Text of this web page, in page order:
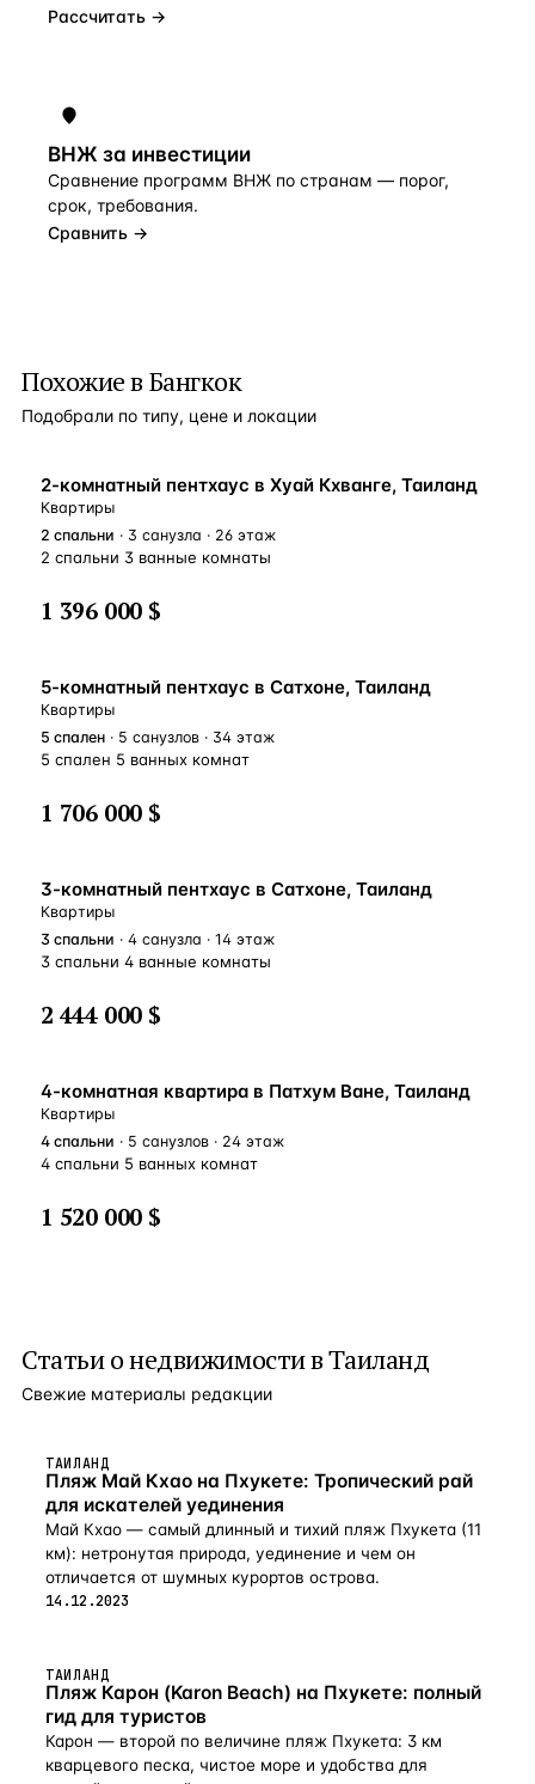
Рассчитать →
ВНЖ за инвестиции
Сравнение программ ВНЖ по странам — порог,
срок, требования.
Сравнить →
Похожие в Бангкок
Подобрали по типу, цене и локации
2-комнатный пентхаус в Хуай Кхванге, Таиланд
Квартиры
2 спальни · 3 санузла · 26 этаж
2 спальни 3 ванные комнаты
1 396 000 $
5-комнатный пентхаус в Сатхоне, Таиланд
Квартиры
5 спален · 5 санузлов · 34 этаж
5 спален 5 ванных комнат
1 706 000 $
3-комнатный пентхаус в Сатхоне, Таиланд
Квартиры
3 спальни · 4 санузла · 14 этаж
3 спальни 4 ванные комнаты
2 444 000 $
4-комнатная квартира в Патхум Ване, Таиланд
Квартиры
4 спальни · 5 санузлов · 24 этаж
4 спальни 5 ванных комнат
1 520 000 $
Статьи онедвижимости в Таиланд
Свежие материалы редакции
ТАИЛАНД
Пляж Май Кхао на Пхукете: Тропический рай
для искателей уединения
Май Кхао — самый длинный и тихий пляж Пхукета (11
км): нетронутая природа, уединение и чем он
отличается от шумных курортов острова.
14.12.2023
ТАИЛАНД
Пляж Карон (Karon Beach) на Пхукете: полный
гид для туристов
Карон — второй по величине пляж Пхукета: 3 км
кварцевого песка, чистое море и удобства для